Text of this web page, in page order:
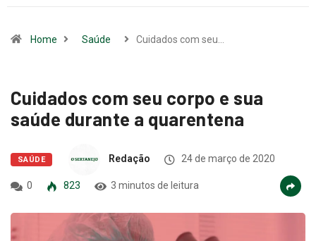
Home Saúde Cuidados com seu…
Cuidados com seu corpo e sua
saúde durante a quarentena
SAÚDE Redação 24 de março de 2020
0 823 3 minutos de leitura